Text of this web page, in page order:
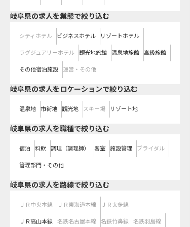
岐阜県の求人を業態で絞り込む
シティホテル ビジネスホテル リゾートホテル
ラグジュアリーホテル 観光地旅館 温泉地旅館 高級旅館
その他宿泊施設 運営・その他
岐阜県の求人をロケーションで絞り込む
温泉地 市街地 観光地 スキー場 リゾート地
岐阜県の求人を職種で絞り込む
宿泊 料飲 調理（調理師） 客室 施設管理 ブライダル
管理部門・その他
岐阜県の求人を路線で絞り込む
ＪＲ中央本線 ＪＲ東海道本線 ＪＲ太多線
ＪＲ高山本線 名鉄名古屋本線 名鉄竹鼻線 名鉄羽島線